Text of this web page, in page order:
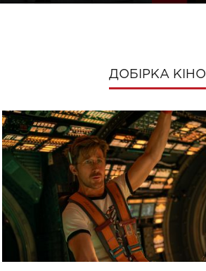
ДОБІРКА КІНО